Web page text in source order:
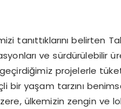
tanıttıklarını belirten
ve sürdürülebilir
projelerle
bir yaşam tarzını
ülkemizin zengin ve